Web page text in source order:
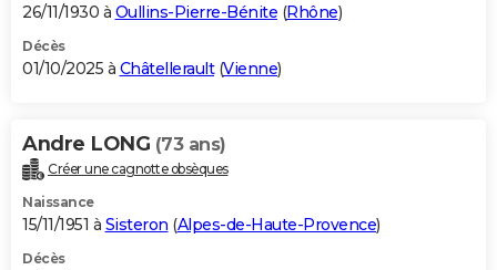
26/11/1930 à Oullins-Pierre-Bénite (Rhône)
Décès
01/10/2025 à Châtellerault(Vienne)
Andre LONG (73 ans)
Créer une cagnotte obsèques
Naissance
15/11/1951 à Sisteron (Alpes-de-Haute-Provence)
Décès